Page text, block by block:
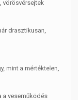
vörösvérsejtek
drasztikusan,
mint a mértéktelen,
a veseműködés